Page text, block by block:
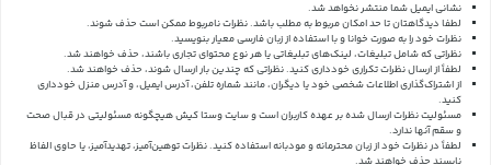
نشانی ایمیل شما منتشر نخواهد شد.
لطفا دیدگاهتان تا حد امکان مربوط به مطلب باشد. نظرات نامربوط ممکن است حذف شوند.
نظرات خود را به صورت خوانا و با استفاده از زبان فارسی معیار بنویسید.
نظراتی که شامل تبلیغات، لینک‌های تبلیغاتی یا هر نوع محتوای تجاری باشند، حذف خواهند شد.
لطفاً از ارسال نظرات تکراری خودداری کنید. نظراتی که چندین بار ارسال شوند، حذف خواهند شد.
از اشتراک‌گذاری اطلاعات شخصی خود یا دیگران، مانند شماره تلفن، آدرس ایمیل، و آدرس منزل خودداری
کنید.
مسئولیت نظرات ارسال شده بر عهده کاربران است و سایت وستا کیش هیچگونه مسئولیتی در قبال صحت
و سقم آنها ندارد.
لطفاً در نظرات خود از زبان محترمانه و مودبانه استفاده کنید. نظرات توهین‌آمیز، تهدیدآمیز، یا حاوی الفاظ